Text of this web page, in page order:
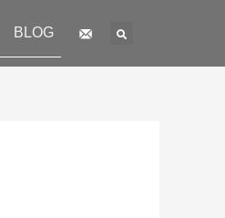
BLOG Search